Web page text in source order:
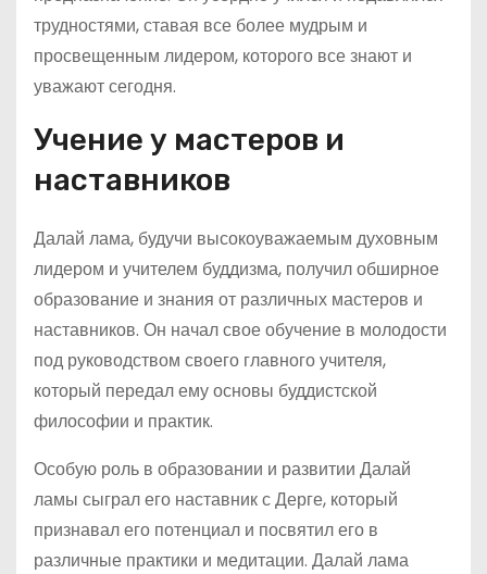
трудностями, ставая все более мудрым и
просвещенным лидером, которого все знают и
уважают сегодня.
Учение у мастеров и
наставников
Далай лама, будучи высокоуважаемым духовным
лидером и учителем буддизма, получил обширное
образование и знания от различных мастеров и
наставников. Он начал свое обучение в молодости
под руководством своего главного учителя,
который передал ему основы буддистской
философии и практик.
Особую роль в образовании и развитии Далай
ламы сыграл его наставник с Дерге, который
признавал его потенциал и посвятил его в
различные практики и медитации. Далай лама